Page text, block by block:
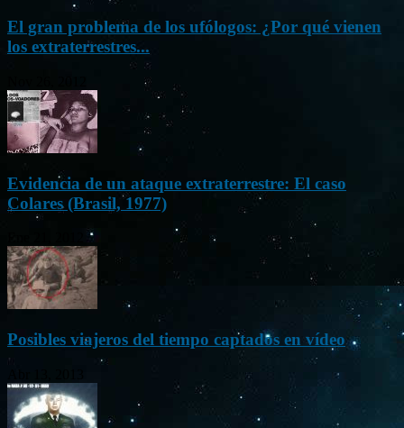
El gran problema de los ufólogos: ¿Por qué vienen
los extraterrestres...
Evidencia de un ataque extraterrestre: El caso
Colares (Brasil, 1977)
Posibles viajeros del tiempo captados en vídeo